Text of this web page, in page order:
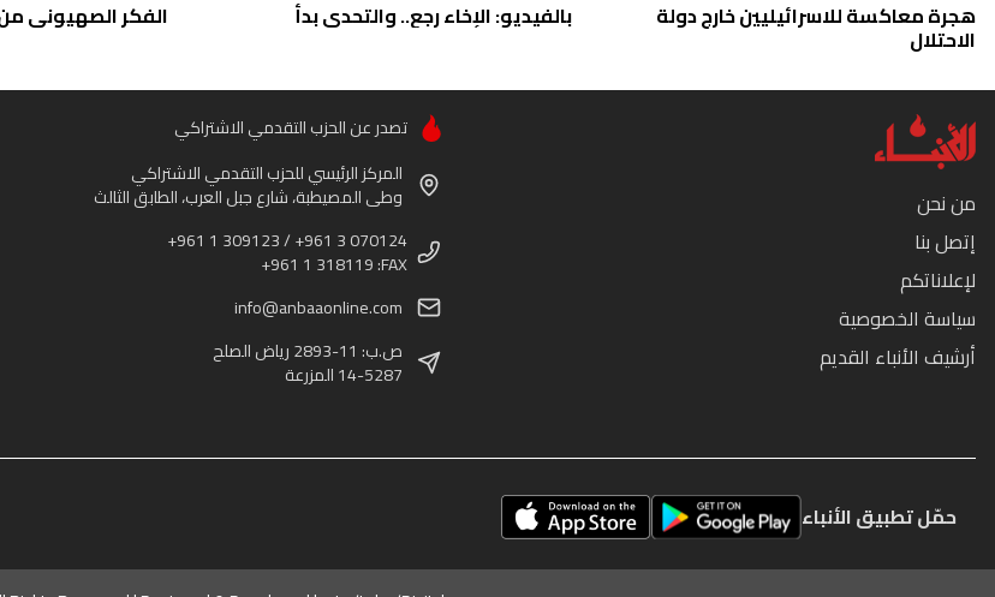
هجرة معاكسة للاسرائيليين خارج دولة
الاحتلال
بالفيديو: الإخاء رجع.. والتحدي بدأ الفكر الصهيوني من
من نحن
إتصل بنا
لإعلاناتكم
سياسة الخصوصية
أرشيف الأنباء القديم
تصدر عن الحزب التقدمي الاشتراكي
المركز الرئيسي للحزب التقدمي الاشتراكي
وطى المصيطبة، شارع جبل العرب، الطابق الثالث
+961 1 309123 / +961 3 070124
+961 1 318119 :FAX
info@anbaaonline.com
ص.ب: 11-2893 رياض الصلح
14-5287 المزرعة
حمّل تطبيق الأنباء